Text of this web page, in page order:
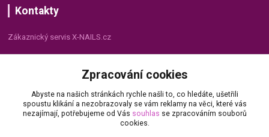
Kontakty
Zákaznický servis X-NAILS.cz
+420 735 055 075
(Po - Pá, 8 - 16 hod.)
info@x-nails.cz
Zpracování cookies
Abyste na našich stránkách rychle našli to, co hledáte, ušetřili
spoustu klikání a nezobrazovaly se vám reklamy na věci, které vás
nezajímají, potřebujeme od Vás souhlas se zpracováním souborů
cookies.